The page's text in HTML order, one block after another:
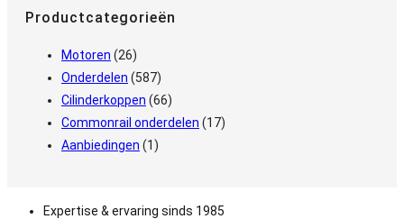
Productcategorieën
Motoren (26)
Onderdelen (587)
Cilinderkoppen (66)
Commonrail onderdelen (17)
Aanbiedingen (1)
Expertise & ervaring sinds 1985